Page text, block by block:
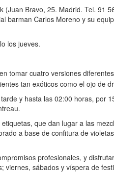
Bravo, 25. Madrid. Tel. 91
Carlos Moreno y su
los jueves.
tomar cuatro versiones
tan exóticos como el ojo de
y hasta las 02:00 horas,
que dan lugar a las
a base de confitura de
profesionales, y
sábados y víspera de